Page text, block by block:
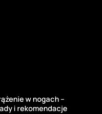
w nogach –
i rekomendacje